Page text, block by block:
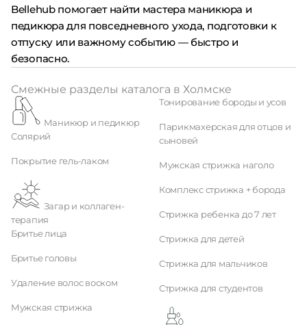
Bellehub помогает найти мастера маникюра и
педикюра для повседневного ухода, подготовки к
отпуску или важному событию — быстро и
безопасно.
Смежные разделы каталога в Холмске
Маникюр и педикюр
Солярий
Покрытие гель-лаком
терапия
Бритье лица
Бритье головы
Удаление волос воском
Мужская стрижка
Тонирование бороды и усов
Парикмахерская для отцов и
сыновей
Мужская стрижка наголо
Комплекс стрижка + борода
Стрижка ребенка до 7 лет
Стрижка для детей
Стрижка для мальчиков
Стрижка для студентов